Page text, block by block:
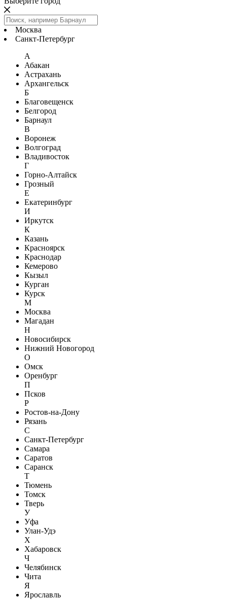
Москва
Санкт-Петербург
А
Абакан
Астрахань
Архангельск
Б
Благовещенск
Белгород
Барнаул
В
Воронеж
Волгоград
Владивосток
Г
Горно-Алтайск
Грозный
Е
Екатеринбург
И
Иркутск
К
Казань
Красноярск
Краснодар
Кемерово
Кызыл
Курган
Курск
М
Москва
Магадан
Н
Новосибирск
Нижний Новогород
О
Омск
Оренбург
П
Псков
Р
Ростов-на-Дону
Рязань
С
Санкт-Петербург
Самара
Саратов
Саранск
Т
Тюмень
Томск
Тверь
У
Уфа
Улан-Удэ
Х
Хабаровск
Ч
Челябинск
Чита
Я
Ярославль